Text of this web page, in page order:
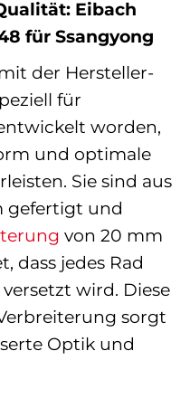
Eibach
für Ssangyong
der Hersteller-
für
worden,
und optimale
Sie sind aus
gefertigt und
von 20 mm
dass jedes Rad
wird. Diese
sorgt
Optik und